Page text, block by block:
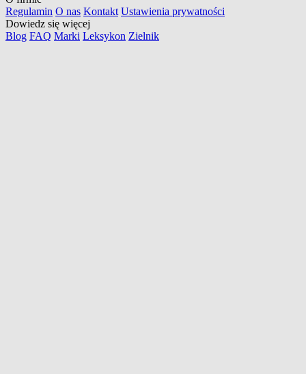
Regulamin O nas Kontakt Ustawienia prywatności
Dowiedz się więcej
Blog FAQ Marki Leksykon Zielnik